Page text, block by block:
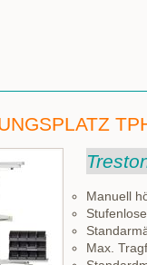
Manuell
Max.